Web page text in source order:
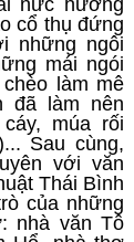
nức hương
cổ thụ đứng
những ngôi
mái ngói
làm mê
đã làm nên
múa rối
Sau cùng,
với văn
Thái Bình
của những
nhà văn Tô